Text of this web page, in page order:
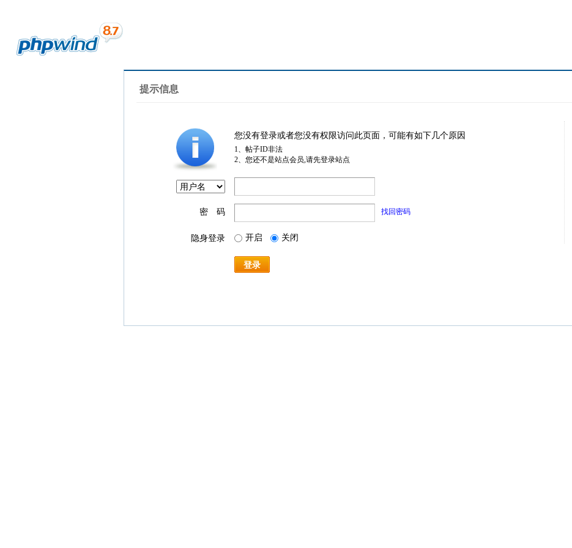
提示信息
您没有登录或者您没有权限访问此页面，可能有如下几个原因
1、帖子ID非法
2、您还不是站点会员,请先登录站点
密 码 找回密码
隐身登录 开启 关闭
登录